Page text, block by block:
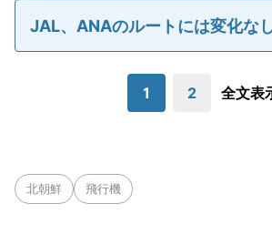
JAL、ANAのルートには変化な
1 2 全文表
北朝鮮 飛行機